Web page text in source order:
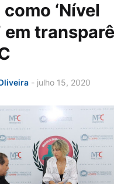
‘Nível
em
- julho 15, 2020